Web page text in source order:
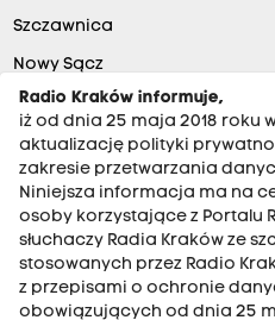
Szczawnica
Nowy Sącz
RADIO KRAKÓW SA. Aleja
Kraków
Radio Kraków informuje,
iż od dnia 25 maja 2018 roku
aktualizację polityki
zakresie przetwarzania
Niniejsza informacja ma na
osoby korzystające z Portalu
słuchaczy Radia Kraków ze
stosowanych przez Radio
z przepisami o ochronie
obowiązujących od dnia 25